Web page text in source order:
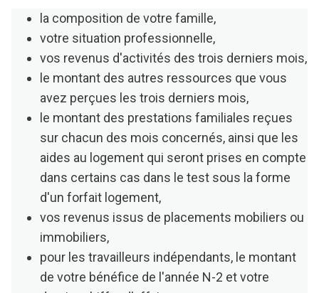
la composition de votre famille,
votre situation professionnelle,
vos revenus d'activités des trois derniers mois,
le montant des autres ressources que vous
avez perçues les trois derniers mois,
le montant des prestations familiales reçues
sur chacun des mois concernés, ainsi que les
aides au logement qui seront prises en compte
dans certains cas dans le test sous la forme
d'un forfait logement,
vos revenus issus de placements mobiliers ou
immobiliers,
pour les travailleurs indépendants, le montant
de votre bénéfice de l'année N-2 et votre